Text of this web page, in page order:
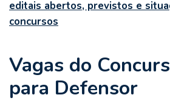
editais abertos, previstos e
concursos
Vagas do
para Defensor